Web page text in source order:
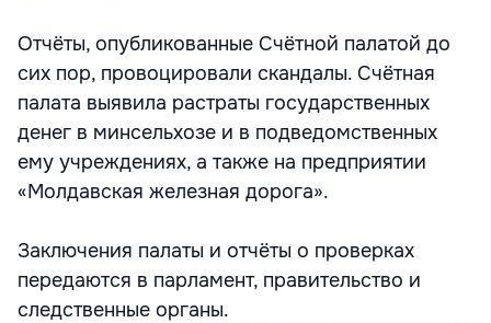
Отчёты, опубликованные Счётной палатой до
сих пор, провоцировали скандалы. Счётная
палата выявила растраты государственных
денег в минсельхозе и в подведомственных
ему учреждениях, а также на предприятии
«Молдавская железная дорога».
Заключения палаты и отчёты о проверках
передаются в парламент, правительство и
следственные органы.